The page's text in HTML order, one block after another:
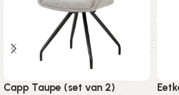
Capp Taupe (set van 2)